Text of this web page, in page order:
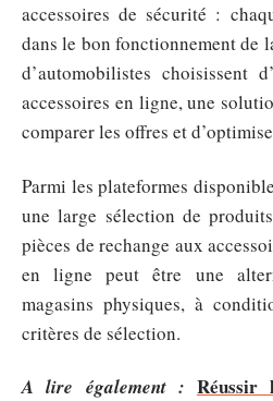
accessoires de sécurité :
dans le bon fonctionnement de
d’automobilistes choisissent
accessoires en ligne, une
comparer les offres et
Parmi les plateformes
une large sélection de
pièces de rechange aux
en ligne peut être une
magasins physiques, à
critères de sélection.
A lire également : Réussir